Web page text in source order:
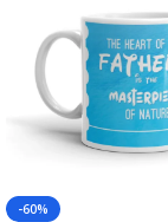
-60%